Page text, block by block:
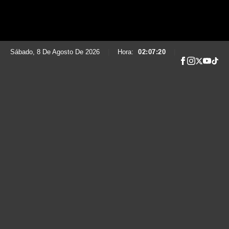
Sábado, 8 De Agosto De 2026 Hora: 02:07:22